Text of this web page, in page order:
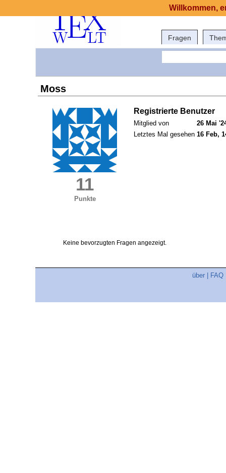
Fragen
Moss
11
Punkte
Registrierte Benutzer
Mitglied von
26 Mai
Letztes Mal gesehen 16 Feb,
Keine bevorzugten Fragen angezeigt.
über FAQ
Willkommen,